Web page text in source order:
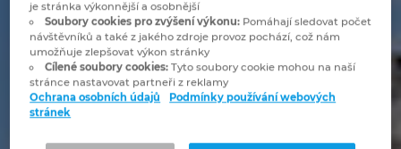
Technologie budov
Případové studie
Konfigurace
Integrace pro ERP, PDM a PLM
EPLAN Data Portal
EPLAN Education pro školy
Blog EPLAN CZ&SK
Pobočky
Kontakty
Bulharsko
Česká republika
Čína
je stránka výkonnější a osobnější
Soubory cookies pro zvýšení výkonu:Pomáhají sledovat počet
návštěvníků a také z jakého zdroje provoz pochází, což nám
umožňuje zlepšovat výkon stránky
Cílené soubory cookies:Tyto soubory cookie mohou na naší
stránce nastavovat partneři z reklamy
Ochrana osobních údajů
Podmínky používání webových
stránek